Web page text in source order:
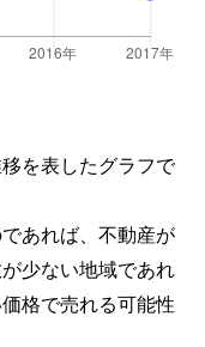
を表したグラフで
あれば、不動産が
少ない地域であれ
格で売れる可能性